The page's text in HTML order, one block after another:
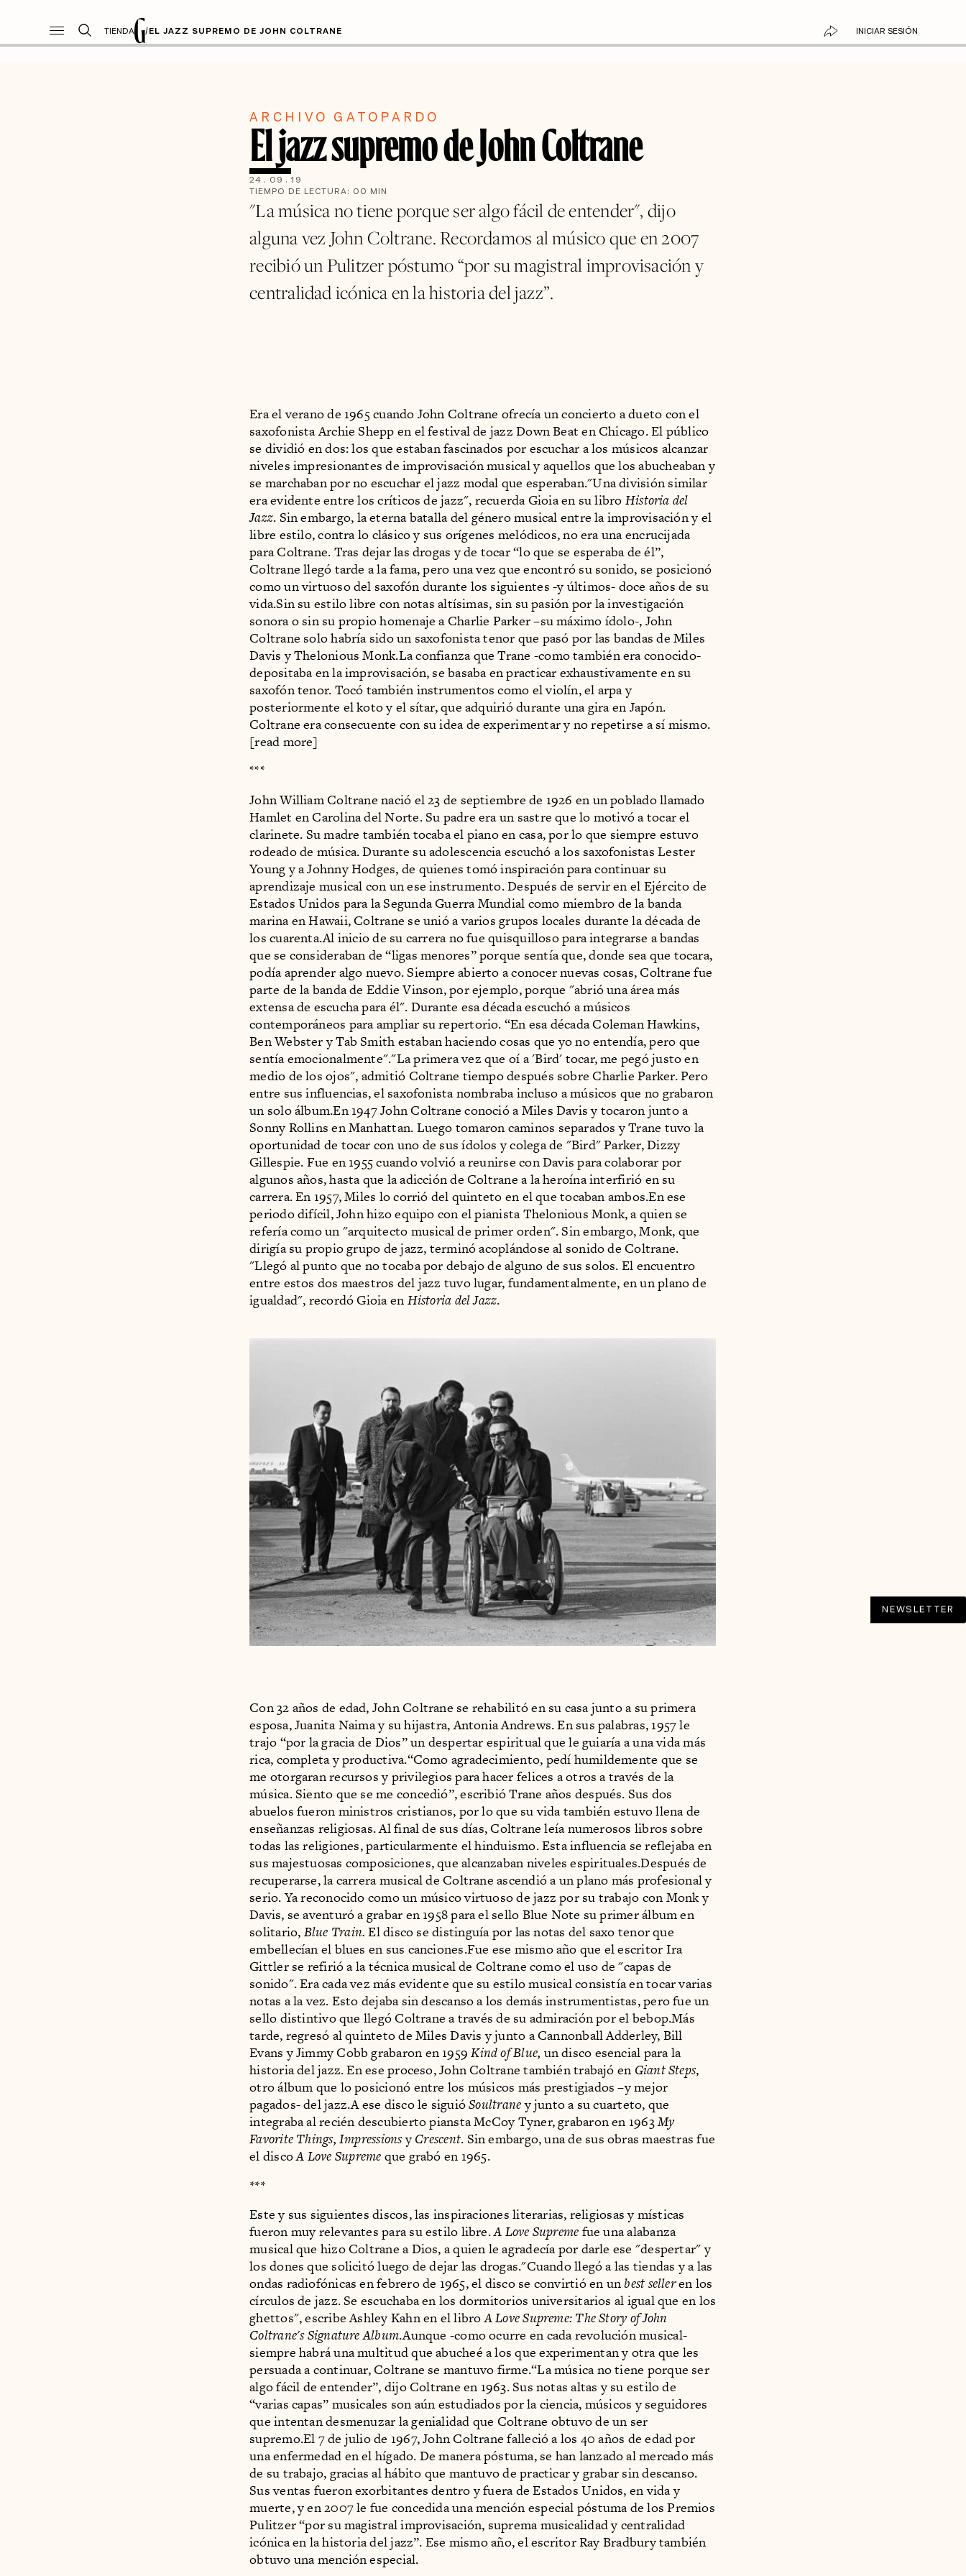
TIENDA /EL JAZZ SUPREMO DE JOHN COLTRANE INICIAR SESIÓN
ARCHIVO GATOPARDO
El jazz supremo de John Coltrane
24 . 09 . 19
TIEMPO DE LECTURA: 00 MIN
"La música no tiene porque ser algo fácil de entender", dijo
alguna vez John Coltrane. Recordamos al músico que en 2007
recibió un Pulitzer póstumo “por su magistral improvisación y
centralidad icónica en la historia del jazz”.
Era el verano de 1965 cuando John Coltrane ofrecía un concierto a dueto con el
saxofonista Archie Shepp en el festival de jazz Down Beat en Chicago. El público
se dividió en dos: los que estaban fascinados por escuchar a los músicos alcanzar
niveles impresionantes de improvisación musical y aquellos que los abucheaban y
se marchaban por no escuchar el jazz modal que esperaban."Una división similar
era evidente entre los críticos de jazz", recuerda Gioia en su libro Historia del
Jazz. Sin embargo, la eterna batalla del género musical entre la improvisación y el
libre estilo, contra lo clásico y sus orígenes melódicos, no era una encrucijada
para Coltrane. Tras dejar las drogas y de tocar “lo que se esperaba de él”,
Coltrane llegó tarde a la fama, pero una vez que encontró su sonido, se posicionó
como un virtuoso del saxofón durante los siguientes -y últimos- doce años de su
vida.Sin su estilo libre con notas altísimas, sin su pasión por la investigación
sonora o sin su propio homenaje a Charlie Parker –su máximo ídolo-, John
Coltrane solo habría sido un saxofonista tenor que pasó por las bandas de Miles
Davis y Thelonious Monk.La confianza que Trane -como también era conocido-
depositaba en la improvisación, se basaba en practicar exhaustivamente en su
saxofón tenor. Tocó también instrumentos como el violín, el arpa y
posteriormente el koto y el sítar, que adquirió durante una gira en Japón.
Coltrane era consecuente con su idea de experimentar y no repetirse a sí mismo.
[read more]
***
John William Coltrane nació el 23 de septiembre de 1926 en un poblado llamado
Hamlet en Carolina del Norte. Su padre era un sastre que lo motivó a tocar el
clarinete. Su madre también tocaba el piano en casa, por lo que siempre estuvo
rodeado de música. Durante su adolescencia escuchó a los saxofonistas Lester
Young y a Johnny Hodges, de quienes tomó inspiración para continuar su
aprendizaje musical con un ese instrumento. Después de servir en el Ejército de
Estados Unidos para la Segunda Guerra Mundial como miembro de la banda
marina en Hawaii, Coltrane se unió a varios grupos locales durante la década de
los cuarenta.Al inicio de su carrera no fue quisquilloso para integrarse a bandas
que se consideraban de “ligas menores” porque sentía que, donde sea que tocara,
podía aprender algo nuevo. Siempre abierto a conocer nuevas cosas, Coltrane fue
parte de la banda de Eddie Vinson, por ejemplo, porque "abrió una área más
extensa de escucha para él". Durante esa década escuchó a músicos
contemporáneos para ampliar su repertorio. “En esa década Coleman Hawkins,
Ben Webster y Tab Smith estaban haciendo cosas que yo no entendía, pero que
sentía emocionalmente"."La primera vez que oí a 'Bird' tocar, me pegó justo en
medio de los ojos", admitió Coltrane tiempo después sobre Charlie Parker. Pero
entre sus influencias, el saxofonista nombraba incluso a músicos que no grabaron
un solo álbum.En 1947 John Coltrane conoció a Miles Davis y tocaron junto a
Sonny Rollins en Manhattan. Luego tomaron caminos separados y Trane tuvo la
oportunidad de tocar con uno de sus ídolos y colega de "Bird" Parker, Dizzy
Gillespie. Fue en 1955 cuando volvió a reunirse con Davis para colaborar por
algunos años, hasta que la adicción de Coltrane a la heroína interfirió en su
carrera. En 1957, Miles lo corrió del quinteto en el que tocaban ambos.En ese
periodo difícil, John hizo equipo con el pianista Thelonious Monk, a quien se
refería como un "arquitecto musical de primer orden". Sin embargo, Monk, que
dirigía su propio grupo de jazz, terminó acoplándose al sonido de Coltrane.
"Llegó al punto que no tocaba por debajo de alguno de sus solos. El encuentro
entre estos dos maestros del jazz tuvo lugar, fundamentalmente, en un plano de
igualdad", recordó Gioia en Historia del Jazz.
Con 32 años de edad, John Coltrane se rehabilitó en su casa junto a su primera
esposa, Juanita Naima y su hijastra, Antonia Andrews. En sus palabras, 1957 le
trajo “por la gracia de Dios” un despertar espiritual que le guiaría a una vida más
rica, completa y productiva.“Como agradecimiento, pedí humildemente que se
me otorgaran recursos y privilegios para hacer felices a otros a través de la
música. Siento que se me concedió”, escribió Trane años después. Sus dos
abuelos fueron ministros cristianos, por lo que su vida también estuvo llena de
enseñanzas religiosas. Al final de sus días, Coltrane leía numerosos libros sobre
todas las religiones, particularmente el hinduismo. Esta influencia se reflejaba en
sus majestuosas composiciones, que alcanzaban niveles espirituales.Después de
recuperarse, la carrera musical de Coltrane ascendió a un plano más profesional y
serio. Ya reconocido como un músico virtuoso de jazz por su trabajo con Monk y
Davis, se aventuró a grabar en 1958 para el sello Blue Note su primer álbum en
solitario, Blue Train.El disco se distinguía por las notas del saxo tenor que
embellecían el blues en sus canciones.Fue ese mismo año que el escritor Ira
Gittler se refirió a la técnica musical de Coltrane como el uso de "capas de
sonido". Era cada vez más evidente que su estilo musical consistía en tocar varias
notas a la vez. Esto dejaba sin descanso a los demás instrumentistas, pero fue un
sello distintivo que llegó Coltrane a través de su admiración por el bebop.Más
tarde, regresó al quinteto de Miles Davis y junto a Cannonball Adderley, Bill
Evans y Jimmy Cobb grabaron en 1959Kind of Blue, un disco esencial para la
historia del jazz. En ese proceso, John Coltrane también trabajó en Giant Steps,
otro álbum que lo posicionó entre los músicos más prestigiados –y mejor
pagados- del jazz.A ese disco le siguióSoultraney junto a su cuarteto, que
integraba al recién descubierto piansta McCoy Tyner, grabaron en 1963My
Favorite Things, Impressionsy Crescent. Sin embargo, una de sus obras maestras fue
el discoA Love Supreme que grabó en 1965.
***
Este y sus siguientes discos, las inspiraciones literarias, religiosas y místicas
fueron muy relevantes para su estilo libre.A Love Supreme fue una alabanza
musical que hizo Coltrane a Dios, a quien le agradecía por darle ese "despertar" y
los dones que solicitó luego de dejar las drogas."Cuando llegó a las tiendas y a las
ondas radiofónicas en febrero de 1965, el disco se convirtió en unbest selleren los
círculos de jazz. Se escuchaba en los dormitorios universitarios al igual que en los
ghettos", escribe Ashley Kahn en el libroA Love Supreme: The Story of John
Coltrane's Signature Album.Aunque -como ocurre en cada revolución musical-
siempre habrá una multitud que abucheé a los que experimentan y otra que les
persuada a continuar, Coltrane se mantuvo firme.“La música no tiene porque ser
algo fácil de entender”, dijo Coltrane en 1963. Sus notas altas y su estilo de
“varias capas” musicales son aún estudiados por la ciencia, músicos y seguidores
que intentan desmenuzar la genialidad que Coltrane obtuvo de un ser
supremo.El 7 de julio de 1967, John Coltrane falleció a los 40 años de edad por
una enfermedad en el hígado. De manera póstuma, se han lanzado al mercado más
de su trabajo, gracias al hábito que mantuvo de practicar y grabar sin descanso.
Sus ventas fueron exorbitantes dentro y fuera de Estados Unidos, en vida y
muerte, y en 2007 le fue concedida una mención especial póstuma de los Premios
Pulitzer “por su magistral improvisación, suprema musicalidad y centralidad
icónica en la historia del jazz”. Ese mismo año, el escritor Ray Bradbury también
obtuvo una mención especial.
NEWSLETTER